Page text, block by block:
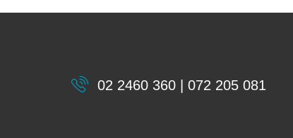
02 2460 360 | 072 205 081